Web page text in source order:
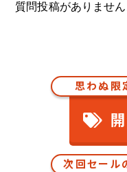
質問投稿がありませ
思わぬ限
次回セール